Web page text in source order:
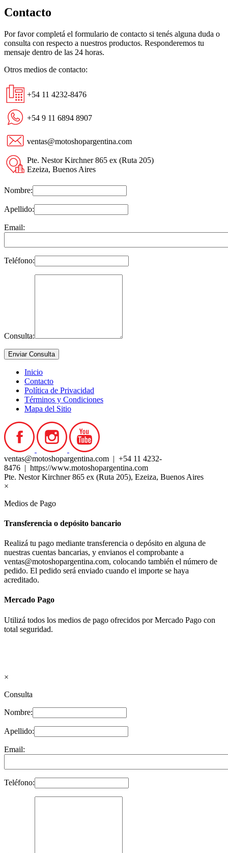
Contacto
Por favor completá el formulario de contacto si tenés alguna duda o
consulta con respecto a nuestros productos. Responderemos tu
mensaje dentro de las 24 horas.
Otros medios de contacto:
+54 11 4232-8476
+54 9 11 6894 8907
ventas@motoshopargentina.com
Pte. Nestor Kirchner 865 ex (Ruta 205)
Ezeiza, Buenos Aires
Nombre:
Apellido:
Email:
Teléfono:
Consulta:
Inicio
Contacto
Política de Privacidad
Términos y Condiciones
Mapa del Sitio
ventas@motoshopargentina.com | +54 11 4232-
8476 | https://www.motoshopargentina.com
Pte. Nestor Kirchner 865 ex (Ruta 205), Ezeiza, Buenos Aires
×
Medios de Pago
Transferencia o depósito bancario
Realizá tu pago mediante transferencia o depósito en alguna de
nuestras cuentas bancarias, y envianos el comprobante a
ventas@motoshopargentina.com, colocando también el número de
pedido. El pedido será enviado cuando el importe se haya
acreditado.
Mercado Pago
Utilizá todos los medios de pago ofrecidos por Mercado Pago con
total seguridad.
×
Consulta
Nombre:
Apellido:
Email:
Teléfono: